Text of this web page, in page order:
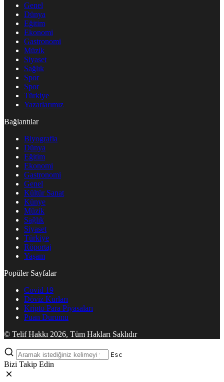
Genel
Dünya
Eğitim
Ekonomi
Gastronomi
Müzik
Siyaset
Sağlık
Spor
Spor
Türkiye
Yazarlarımız
Bağlantılar
Biyografia
Dünya
Eğitim
Ekonomi
Gastronomi
Genel
Kültür Sanat
Künye
Müzik
Sağlık
Siyaset
Türkiye
Röportaj
Yaşam
Popüler Sayfalar
Covid 19
Döviz Kurları
Kripto Para Piyasaları
Puan Durumu
© Telif Hakkı 2026, Tüm Hakları Saklıdır
Esc
Bizi Takip Edin